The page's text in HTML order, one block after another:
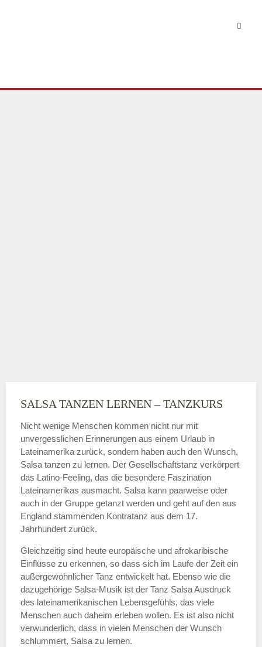
SALSA TANZEN LERNEN – TANZKURS
Nicht wenige Menschen kommen nicht nur mit
unvergesslichen Erinnerungen aus einem Urlaub in
Lateinamerika zurück, sondern haben auch den Wunsch,
Salsa tanzen zu lernen. Der Gesellschaftstanz verkörpert
das Latino-Feeling, das die besondere Faszination
Lateinamerikas ausmacht. Salsa kann paarweise oder
auch in der Gruppe getanzt werden und geht auf den aus
England stammenden Kontratanz aus dem 17.
Jahrhundert zurück.
Gleichzeitig sind heute europäische und afrokaribische
Einflüsse zu erkennen, so dass sich im Laufe der Zeit ein
außergewöhnlicher Tanz entwickelt hat. Ebenso wie die
dazugehörige Salsa-Musik ist der Tanz Salsa Ausdruck
des lateinamerikanischen Lebensgefühls, das viele
Menschen auch daheim erleben wollen. Es ist also nicht
verwunderlich, dass in vielen Menschen der Wunsch
schlummert, Salsa zu lernen.